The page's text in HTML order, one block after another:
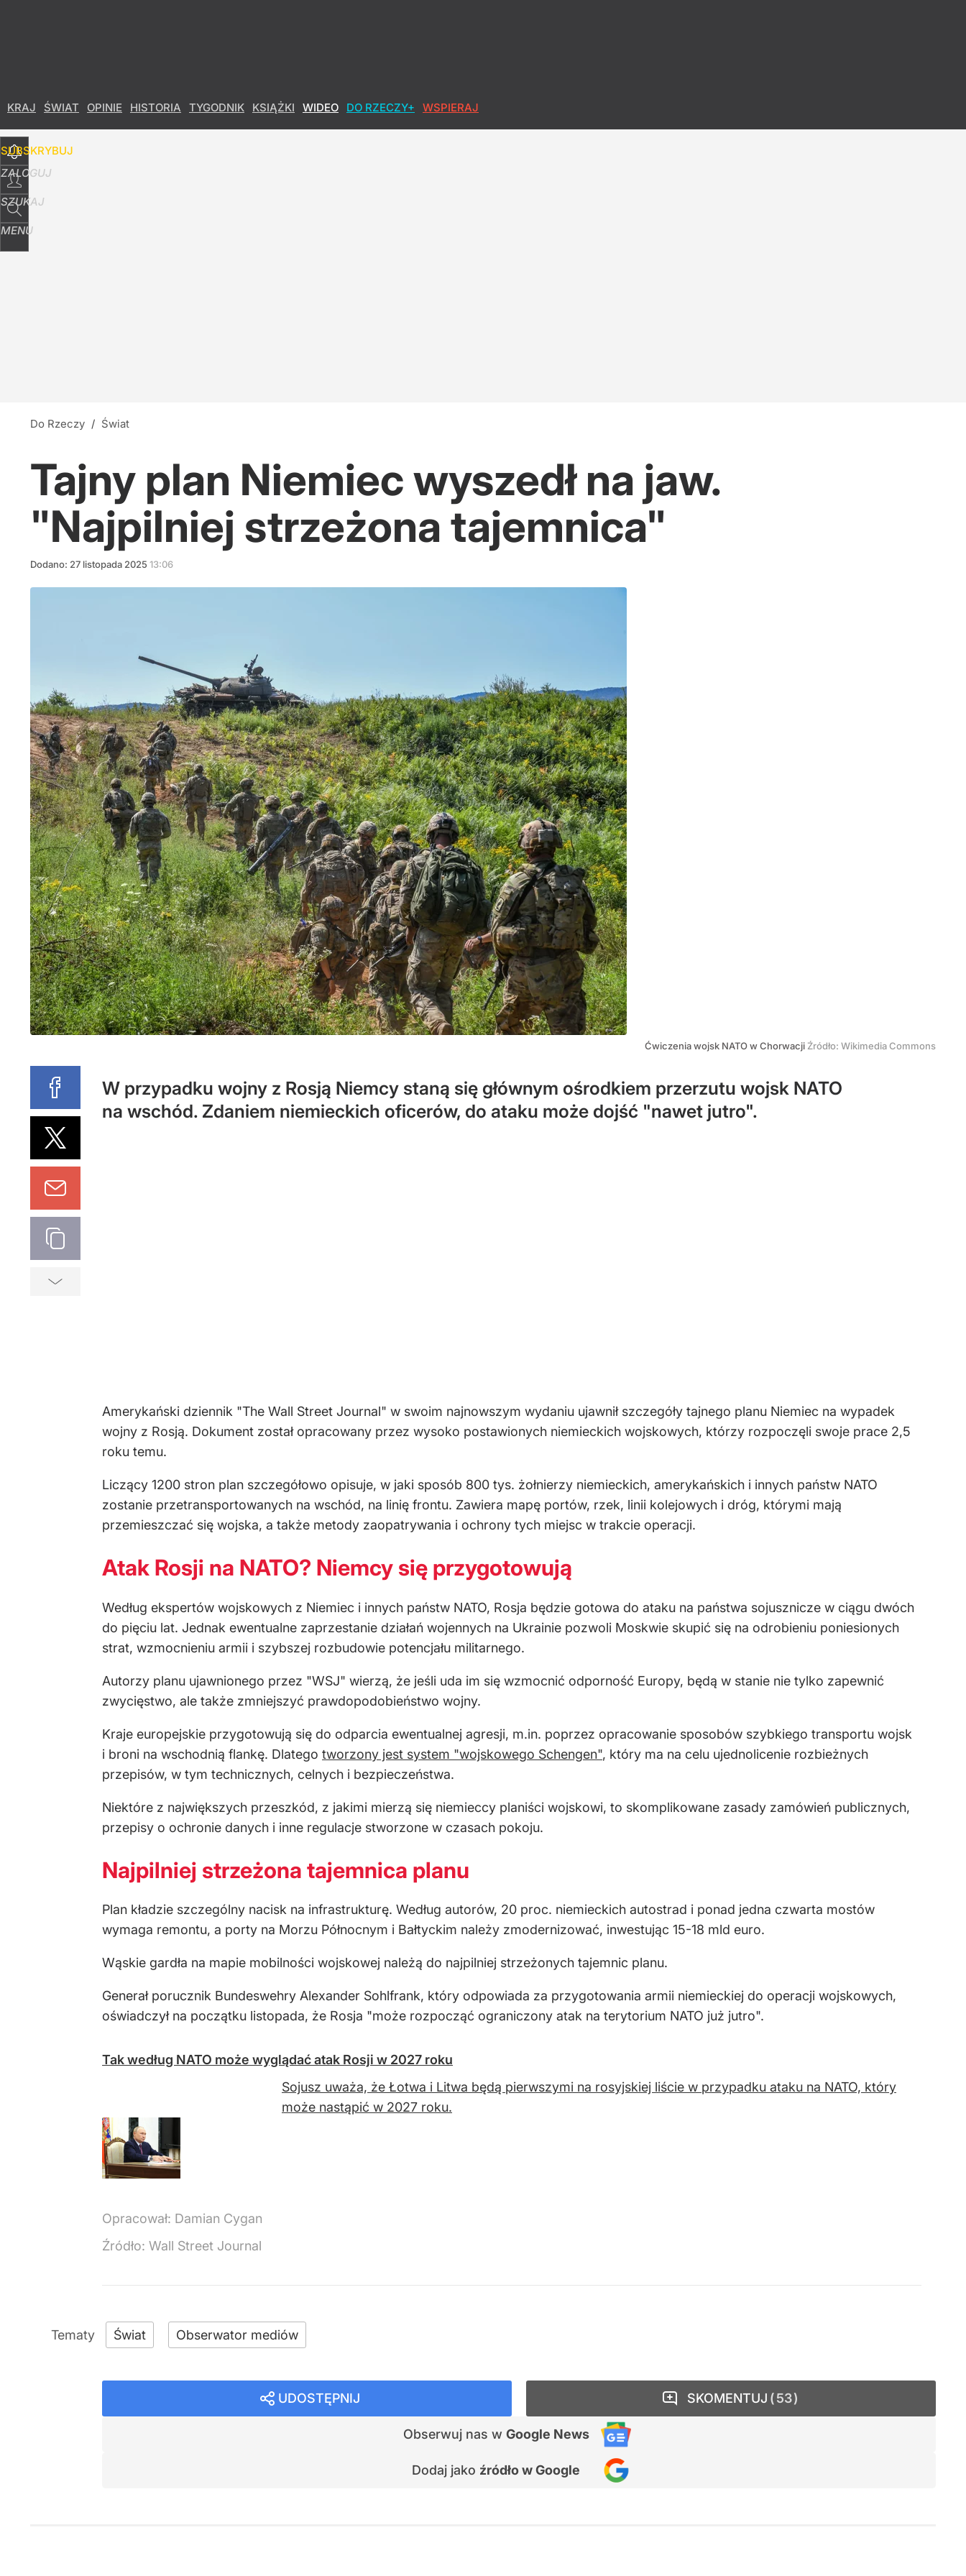
KRAJ ŚWIAT OPINIE HISTORIA TYGODNIK KSIĄŻKI WIDEO DO RZECZY+ WSPIERAJ
SUBSKRYBUJ
ZALOGUJ
SZUKAJ
MENU
Do Rzeczy / Świat
Tajny plan Niemiec wyszedł na jaw.
"Najpilniej strzeżona tajemnica"
Dodano: 27 listopada 2025 13:06
Ćwiczenia wojsk NATO w Chorwacji Źródło: Wikimedia Commons
W przypadku wojny z Rosją Niemcy staną się głównym ośrodkiem przerzutu wojsk NATO
na wschód. Zdaniem niemieckich oficerów, do ataku może dojść "nawet jutro".
Amerykański dziennik "The Wall Street Journal" w swoim najnowszym wydaniu ujawnił szczegóły tajnego planu Niemiec na wypadek
wojny z Rosją. Dokument został opracowany przez wysoko postawionych niemieckich wojskowych, którzy rozpoczęli swoje prace 2,5
roku temu.
Liczący 1200 stron plan szczegółowo opisuje, w jaki sposób 800 tys. żołnierzy niemieckich, amerykańskich i innych państw NATO
zostanie przetransportowanych na wschód, na linię frontu. Zawiera mapę portów, rzek, linii kolejowych i dróg, którymi mają
przemieszczać się wojska, a także metody zaopatrywania i ochrony tych miejsc w trakcie operacji.
Atak Rosji na NATO? Niemcy się przygotowują
Według ekspertów wojskowych z Niemiec i innych państw NATO, Rosja będzie gotowa do ataku na państwa sojusznicze w ciągu dwóch
do pięciu lat. Jednak ewentualne zaprzestanie działań wojennych na Ukrainie pozwoli Moskwie skupić się na odrobieniu poniesionych
strat, wzmocnieniu armii i szybszej rozbudowie potencjału militarnego.
Autorzy planu ujawnionego przez "WSJ" wierzą, że jeśli uda im się wzmocnić odporność Europy, będą w stanie nie tylko zapewnić
zwycięstwo, ale także zmniejszyć prawdopodobieństwo wojny.
Kraje europejskie przygotowują się do odparcia ewentualnej agresji, m.in. poprzez opracowanie sposobów szybkiego transportu wojsk
i broni na wschodnią flankę. Dlatego tworzony jest system "wojskowego Schengen", który ma na celu ujednolicenie rozbieżnych
przepisów, w tym technicznych, celnych i bezpieczeństwa.
Niektóre z największych przeszkód, z jakimi mierzą się niemieccy planiści wojskowi, to skomplikowane zasady zamówień publicznych,
przepisy o ochronie danych i inne regulacje stworzone w czasach pokoju.
Najpilniej strzeżona tajemnica planu
Plan kładzie szczególny nacisk na infrastrukturę. Według autorów, 20 proc. niemieckich autostrad i ponad jedna czwarta mostów
wymaga remontu, a porty na Morzu Północnym i Bałtyckim należy zmodernizować, inwestując 15-18 mld euro.
Wąskie gardła na mapie mobilności wojskowej należą do najpilniej strzeżonych tajemnic planu.
Generał porucznik Bundeswehry Alexander Sohlfrank, który odpowiada za przygotowania armii niemieckiej do operacji wojskowych,
oświadczył na początku listopada, że Rosja "może rozpocząć ograniczony atak na terytorium NATO już jutro".
Tak według NATO może wyglądać atak Rosji w 2027 roku
Sojusz uważa, że ​​Łotwa i Litwa będą pierwszymi na rosyjskiej liście w przypadku ataku na NATO, który
może nastąpić w 2027 roku.
Opracował: Damian Cygan
Źródło: Wall Street Journal
Świat Obserwator mediów
UDOSTĘPNIJ
Obserwuj nas w Google News
Dodaj jako źródło w Google
SKOMENTUJ 53